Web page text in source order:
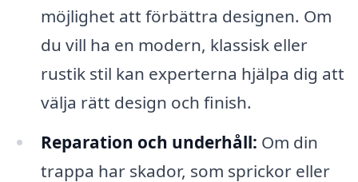
möjlighet att förbättra designen. Om
du vill ha en modern, klassisk eller
rustik stil kan experterna hjälpa dig att
välja rätt design och finish.
Reparation och underhåll: Om din
trappa har skador, som sprickor eller